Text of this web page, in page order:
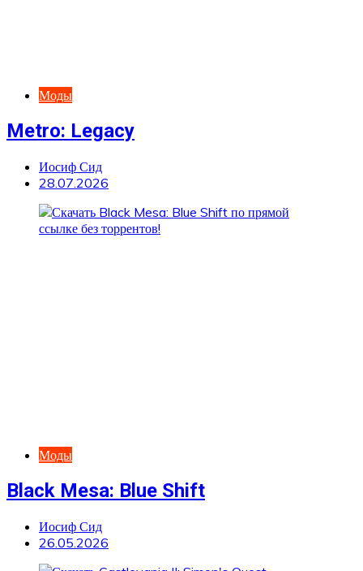
Моды
Metro: Legacy
Иосиф Сид
28.07.2026
Моды
Black Mesa: Blue Shift
Иосиф Сид
26.05.2026